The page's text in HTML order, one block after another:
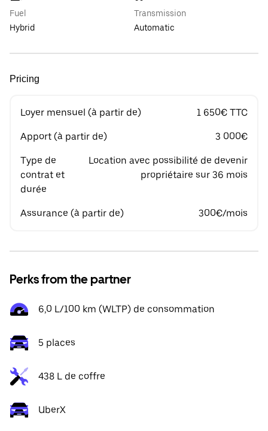
Fuel
Hybrid
Transmission
Automatic
Pricing
Loyer mensuel (à partir de) 1 650€ TTC
Apport (à partir de) 3 000€
Type de
contrat et
durée
Location avec possibilité de devenir
propriétaire sur 36 mois
Assurance (à partir de) 300€/mois
Perks from the partner
6,0 L/100 km (WLTP) de consommation
5 places
438 L de coffre
UberX